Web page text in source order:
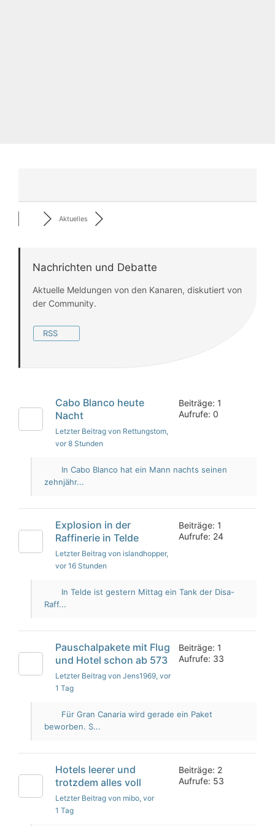
Aktuelles
Nachrichten und Debatte
Aktuelle Meldungen von den Kanaren, diskutiert von
der Community.
RSS
Cabo Blanco heute
Nacht
Letzter Beitrag von Rettungstom,
vor 8 Stunden
Beiträge: 1
Aufrufe: 0
In Cabo Blanco hat ein Mann nachts seinen
zehnjähr...
Explosion in der
Raffinerie in Telde
Letzter Beitrag von islandhopper,
vor 16 Stunden
Beiträge: 1
Aufrufe: 24
In Telde ist gestern Mittag ein Tank der Disa-
Raff...
Pauschalpakete mit Flug
und Hotel schon ab 573
Letzter Beitrag von Jens1969, vor
1 Tag
Beiträge: 1
Aufrufe: 33
Für Gran Canaria wird gerade ein Paket
beworben. S...
Hotels leerer und
trotzdem alles voll
Letzter Beitrag von mibo, vor
1 Tag
Beiträge: 2
Aufrufe: 53